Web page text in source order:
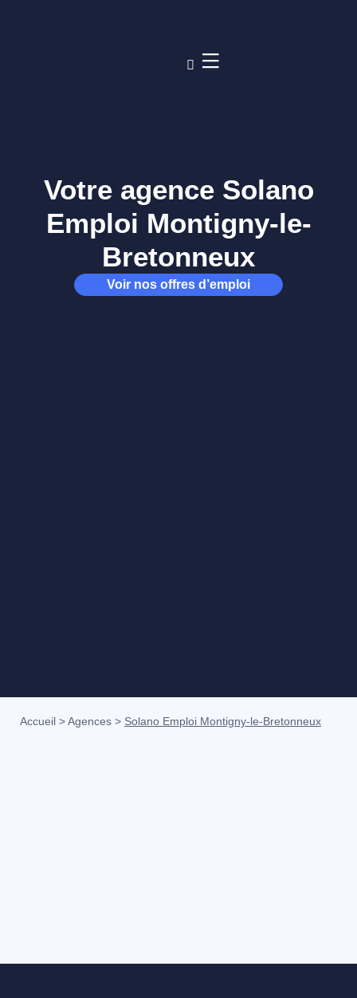
Votre agence Solano
Emploi Montigny-le-
Bretonneux
Voir nos offres d’emploi
Accueil >Agences > Solano Emploi Montigny-le-Bretonneux